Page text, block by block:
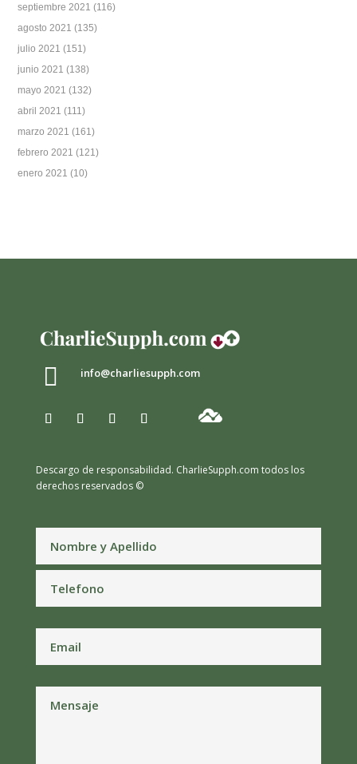
septiembre 2021 (116)
agosto 2021 (135)
julio 2021 (151)
junio 2021 (138)
mayo 2021 (132)
abril 2021 (111)
marzo 2021 (161)
febrero 2021 (121)
enero 2021 (10)
 info@charliesupph.com
Descargo de responsabilidad. CharlieSupph.com todos los
derechos reservados ©